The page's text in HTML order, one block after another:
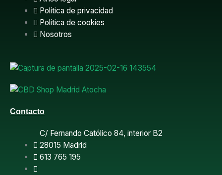
e
b
o
o
k
Política de privacidad
Política de cookies
Nosotros
Contacto
C/ Fernando Católico 84, interior B2
28015 Madrid
613 765 195